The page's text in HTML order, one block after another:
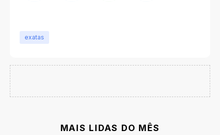
exatas
MAIS LIDAS DO MÊS